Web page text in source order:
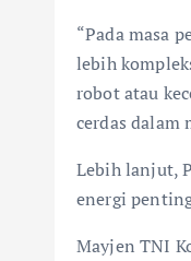
“Pada masa
lebih
robot atau
cerdas dalam
Lebih lanjut,
energi
Mayjen TNI